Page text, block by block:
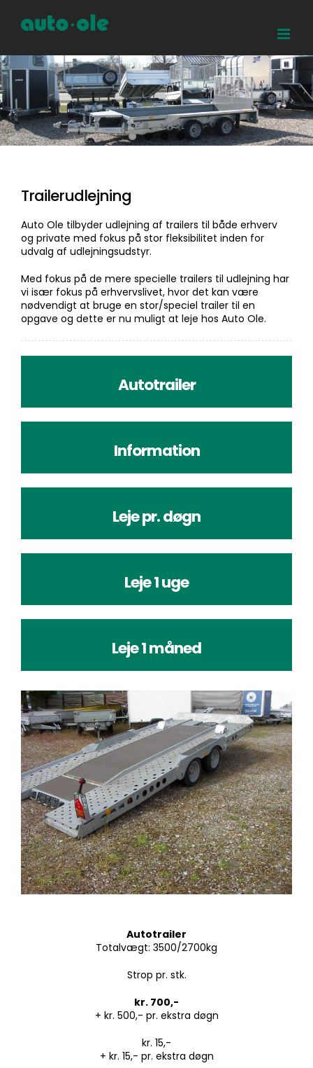
content
Trailerudlejning
Auto Ole tilbyder udlejning af trailers til både erhverv
og private med fokus på stor fleksibilitet inden for
udvalg af udlejningsudstyr.
Med fokus på de mere specielle trailers til udlejning har
vi især fokus på erhvervslivet, hvor det kan være
nødvendigt at bruge en stor/speciel trailer til en
opgave og dette er nu muligt at leje hos Auto Ole.
Autotrailer
Information
Leje pr. døgn
Leje 1 uge
Leje 1 måned
Autotrailer
Totalvægt: 3500/2700kg
Strop pr. stk.
kr. 700,-
+ kr. 500,- pr. ekstra døgn
kr. 15,-
+ kr. 15,- pr. ekstra døgn